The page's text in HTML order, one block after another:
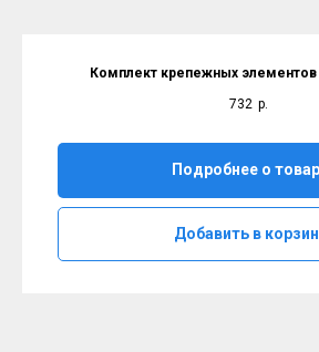
Комплект крепежных элементов
732 р.
Подробнее о
Добавить в